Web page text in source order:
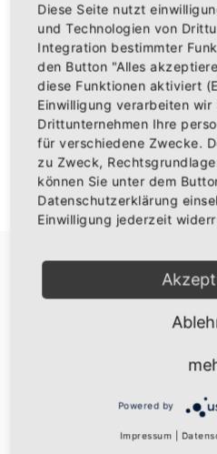
Passwort
Don't have an
Die besten Baden Fanartikel
Diese Seite nutzt
und Technologien von
Integration bestimmter
den Button "Alles
diese Funktionen aktiviert
Einwilligung verarbeiten
Drittunternehmen Ihre
für verschiedene Zwecke.
zu Zweck,
können Sie unter dem
Datenschutzerklärung
Einwilligung jederzeit
Powered by
Impressum